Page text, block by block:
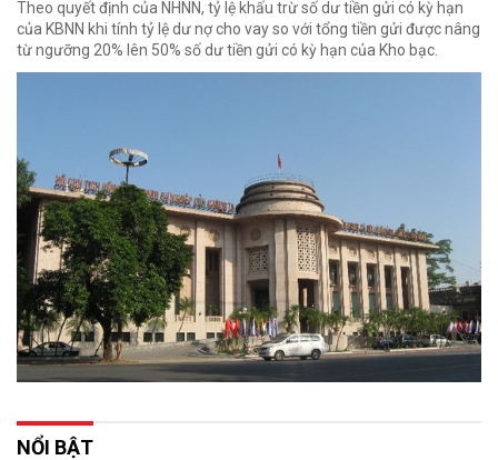
Theo quyết định của NHNN, tỷ lệ khấu trừ số dư tiền gửi có kỳ hạn
của KBNN khi tính tỷ lệ dư nợ cho vay so với tổng tiền gửi được nâng
từ ngưỡng 20% lên 50% số dư tiền gửi có kỳ hạn của Kho bạc.
NỔI BẬT